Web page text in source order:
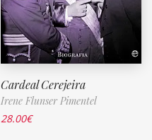
Cardeal Cerejeira
Irene Flunser Pimentel
28.00€